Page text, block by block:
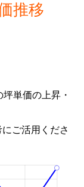
推移
単価の上昇・
ご活用くださ